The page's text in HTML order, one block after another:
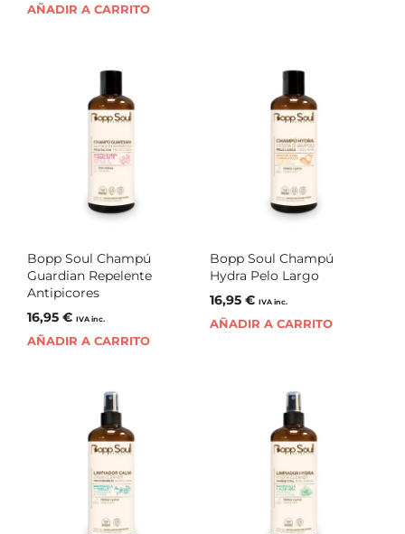
AÑADIR A CARRITO
Bopp Soul Champú
Guardian Repelente
Antipicores
16,95 € IVA inc.
AÑADIR A CARRITO
Bopp Soul Champú
Hydra Pelo Largo
16,95 € IVA inc.
AÑADIR A CARRITO